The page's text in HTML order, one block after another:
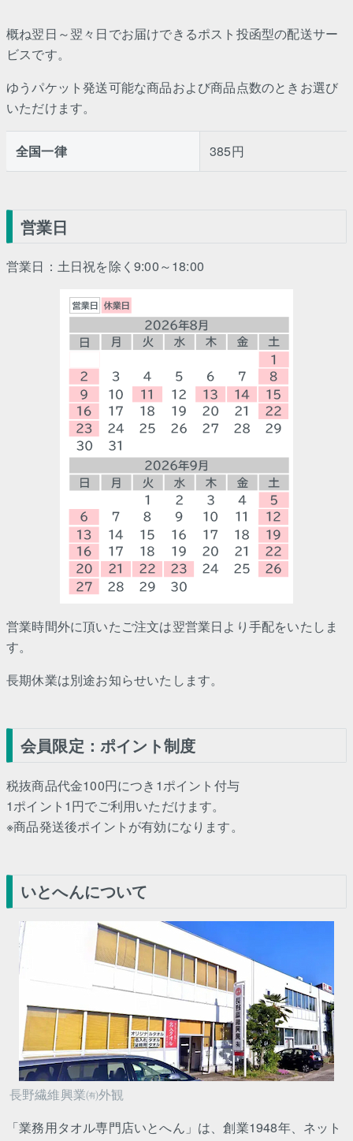
概ね翌日～翌々日でお届けできるポスト投函型の配送サー
ビスです。
ゆうパケット発送可能な商品および商品点数のときお選び
いただけます。
全国一律 385円
営業日
営業日：土日祝を除く9:00～18:00
営業時間外に頂いたご注文は翌営業日より手配をいたしま
す。
長期休業は別途お知らせいたします。
会員限定：ポイント制度
税抜商品代金100円につき1ポイント付与
1ポイント1円でご利用いただけます。
※商品発送後ポイントが有効になります。
いとへんについて
長野繊維興業㈲外観
「業務用タオル専門店いとへん」は、創業1948年、ネット